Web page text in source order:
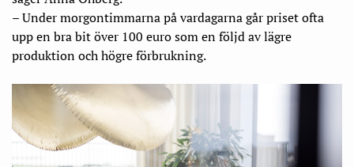
– Under morgontimmarna på vardagarna går priset ofta
upp en bra bit över 100 euro som en följd av lägre
produktion och högre förbrukning.